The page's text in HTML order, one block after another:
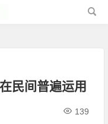
民间普遍运用
139